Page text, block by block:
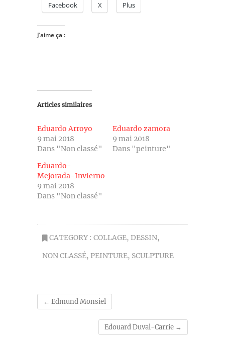
Facebook X Plus
J’aime ça :
Articles similaires
Eduardo Arroyo
9 mai 2018
Dans "Non classé"
Eduardo zamora
9 mai 2018
Dans "peinture"
Eduardo-
Mejorada-Invierno
9 mai 2018
Dans "Non classé"
CATEGORY : COLLAGE, DESSIN,
NON CLASSÉ, PEINTURE, SCULPTURE
← Edmund Monsiel
Edouard Duval-Carrie →